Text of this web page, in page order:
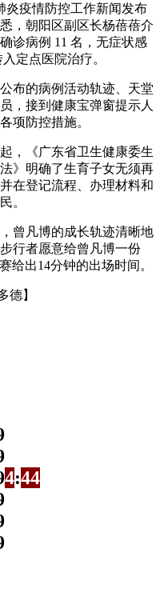
疫情防控工作新闻发布
，朝阳区副区长杨蓓蓓介
诊病例 11 名，无症状感
定点医院治疗。
的病例活动轨迹、天堂
，接到健康宝弹窗提示人
项防控措施。
，《广东省卫生健康委生
》明确了生育子女无须再
在登记流程、办理材料和
。
凡博的成长轨迹清晰地
行者愿意给曾凡博一份
给出14分钟的出场时间。
德】
4:44